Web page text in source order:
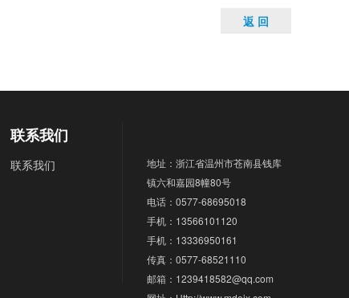
返 回
联系我们
联系我们
地址：浙江省温州市苍南县钱库
镇六和嘉园8幢80号
电话：0577-68695018
手机：13566101120
手机：13336950161
传真：0577-68521110
邮箱：1239418582@qq.com